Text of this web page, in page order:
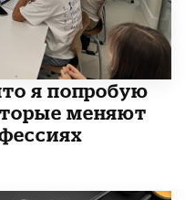
я попробую
меняют